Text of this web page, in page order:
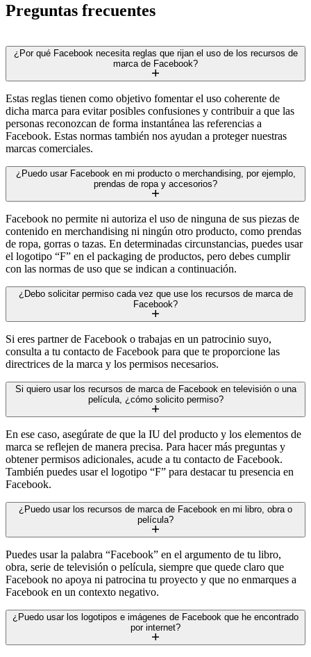
Preguntas frecuentes
¿Por qué Facebook necesita reglas que rijan el uso de los recursos de
marca de Facebook?
Estas reglas tienen como objetivo fomentar el uso coherente de
dicha marca para evitar posibles confusiones y contribuir a que las
personas reconozcan de forma instantánea las referencias a
Facebook. Estas normas también nos ayudan a proteger nuestras
marcas comerciales.
¿Puedo usar Facebook en mi producto o merchandising, por ejemplo,
prendas de ropa y accesorios?
Facebook no permite ni autoriza el uso de ninguna de sus piezas de
contenido en merchandising ni ningún otro producto, como prendas
de ropa, gorras o tazas. En determinadas circunstancias, puedes usar
el logotipo “F” en el packaging de productos, pero debes cumplir
con las normas de uso que se indican a continuación.
¿Debo solicitar permiso cada vez que use los recursos de marca de
Facebook?
Si eres partner de Facebook o trabajas en un patrocinio suyo,
consulta a tu contacto de Facebook para que te proporcione las
directrices de la marca y los permisos necesarios.
Si quiero usar los recursos de marca de Facebook en televisión o una
película, ¿cómo solicito permiso?
En ese caso, asegúrate de que la IU del producto y los elementos de
marca se reflejen de manera precisa. Para hacer más preguntas y
obtener permisos adicionales, acude a tu contacto de Facebook.
También puedes usar el logotipo “F” para destacar tu presencia en
Facebook.
¿Puedo usar los recursos de marca de Facebook en mi libro, obra o
película?
Puedes usar la palabra “Facebook” en el argumento de tu libro,
obra, serie de televisión o película, siempre que quede claro que
Facebook no apoya ni patrocina tu proyecto y que no enmarques a
Facebook en un contexto negativo.
¿Puedo usar los logotipos e imágenes de Facebook que he encontrado
por internet?